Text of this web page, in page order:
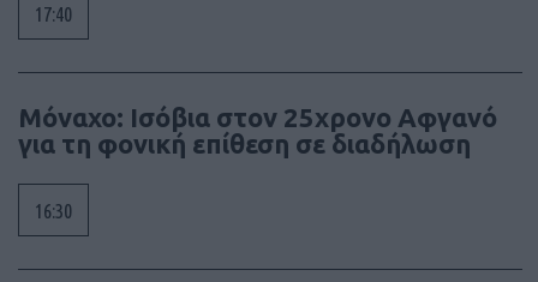
17:40
Μόναχο: Ισόβια στον 25χρονο Αφγανό
για τη φονική επίθεση σε διαδήλωση
16:30